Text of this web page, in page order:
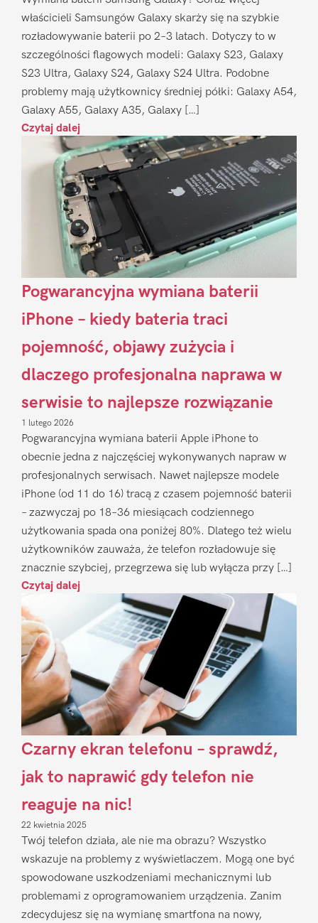
właścicieli Samsungów Galaxy skarży się na szybkie
rozładowywanie baterii po 2–3 latach. Dotyczy to w
szczególności flagowych modeli: Galaxy S23, Galaxy
S23 Ultra, Galaxy S24, Galaxy S24 Ultra. Podobne
problemy mają użytkownicy średniej półki: Galaxy A54,
Galaxy A55, Galaxy A35, Galaxy […]
Czytaj dalej
Pogwarancyjna wymiana baterii
iPhone – kiedy bateria traci
pojemność, objawy zużycia i
dlaczego profesjonalna naprawa w
serwisie to najlepsze rozwiązanie
1 lutego 2026
Pogwarancyjna wymiana baterii Apple iPhone to
obecnie jedna z najczęściej wykonywanych napraw w
profesjonalnych serwisach. Nawet najlepsze modele
iPhone (od 11 do 16) tracą z czasem pojemność baterii
– zazwyczaj po 18–36 miesiącach codziennego
użytkowania spada ona poniżej 80%. Dlatego też wielu
użytkowników zauważa, że telefon rozładowuje się
znacznie szybciej, przegrzewa się lub wyłącza przy […]
Czytaj dalej
Czarny ekran telefonu – sprawdź,
jak to naprawić gdy telefon nie
reaguje na nic!
22 kwietnia 2025
Twój telefon działa, ale nie ma obrazu? Wszystko
wskazuje na problemy z wyświetlaczem. Mogą one być
spowodowane uszkodzeniami mechanicznymi lub
problemami z oprogramowaniem urządzenia. Zanim
zdecydujesz się na wymianę smartfona na nowy,